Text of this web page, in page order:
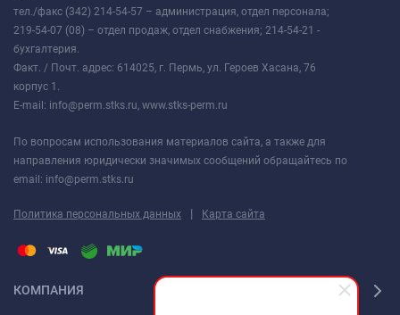
тел./факс (342) 214-54-57 – администрация, отдел персонала;
219-54-07 (08) – отдел продаж, отдел снабжения; 214-54-21 -
бухгалтерия.
Факт. / Почт. адрес: 614025, г. Пермь, ул. Героев Хасана, 76
корпус 1.
E-mail: info@perm.stks.ru, www.stks-perm.ru
По вопросам использования материалов сайта, а также для
направления юридически значимых сообщений обращайтесь по
email: info@perm.stks.ru
Политика персональных данных | Карта сайта
КОМПАНИЯ